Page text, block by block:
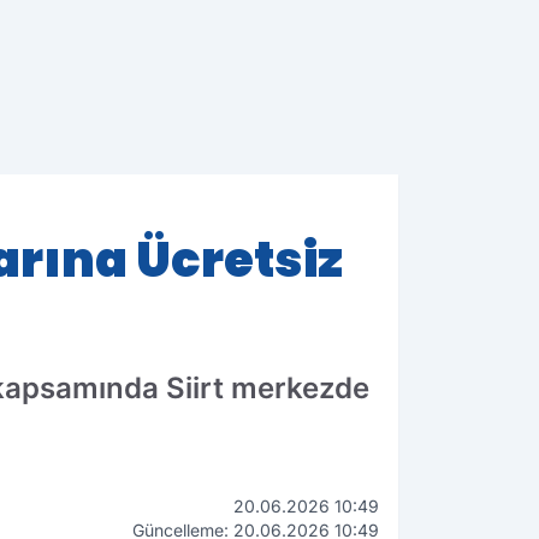
Ücretsiz
Siirt merkezde
20.06.2026 10:49
Güncelleme: 20.06.2026 10:49